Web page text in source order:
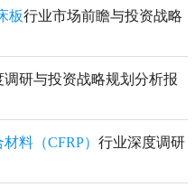
板行业市场前瞻与投资战略
调研与投资战略规划分析报
料（CFRP） 行业深度调研